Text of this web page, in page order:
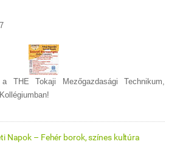
THE Tokaji Mezőgazdasági Technikum,
Napok – Fehér borok, színes kultúra